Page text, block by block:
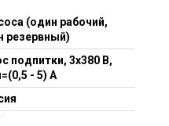
(один рабочий,
резервный)
подпитки, 3х380 В,
- 5) А